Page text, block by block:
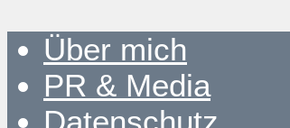
Über mich
PR & Media